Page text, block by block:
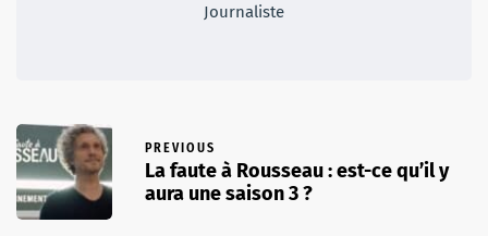
Journaliste
PREVIOUS
La faute à Rousseau : est-ce qu’il y
aura une saison 3 ?